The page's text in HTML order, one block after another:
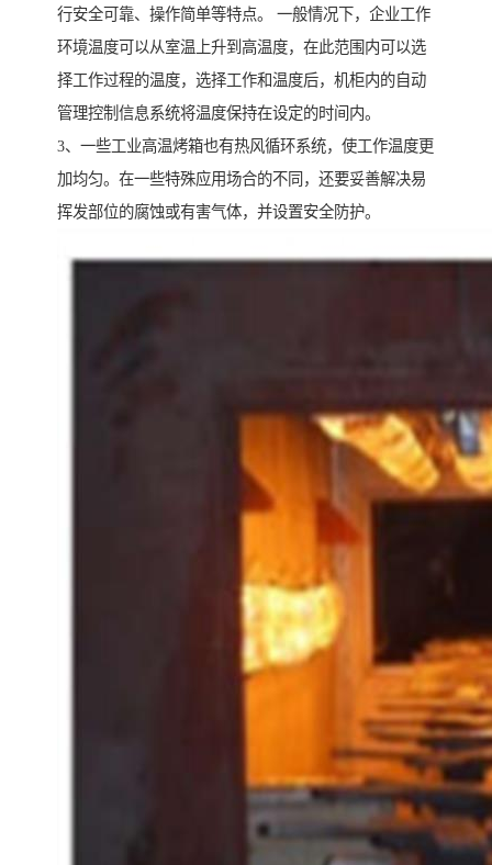
行安全可靠、操作简单等特点。 一般情况下，企业工作
环境温度可以从室温上升到高温度，在此范围内可以选
择工作过程的温度，选择工作和温度后，机柜内的自动
管理控制信息系统将温度保持在设定的时间内。
3、一些工业高温烤箱也有热风循环系统，使工作温度更
加均匀。在一些特殊应用场合的不同，还要妥善解决易
挥发部位的腐蚀或有害气体，并设置安全防护。